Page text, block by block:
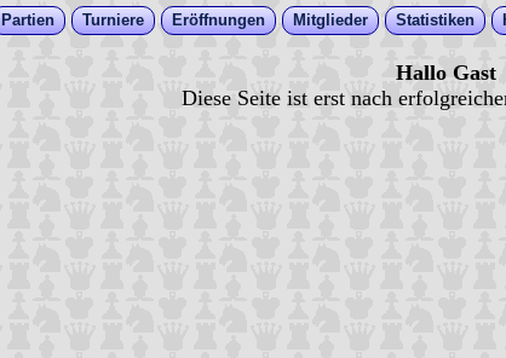
Partien Turniere Eröffnungen Mitglieder Statistiken
Hallo Gast
Diese Seite ist erst nach